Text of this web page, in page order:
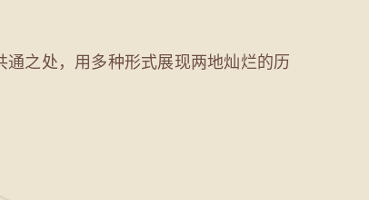
之处，用多种形式展现两地灿烂的历